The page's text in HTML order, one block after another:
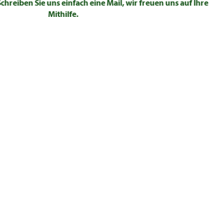
Sie uns einfach eine Mail, wir freuen uns auf Ihre
Mithilfe.